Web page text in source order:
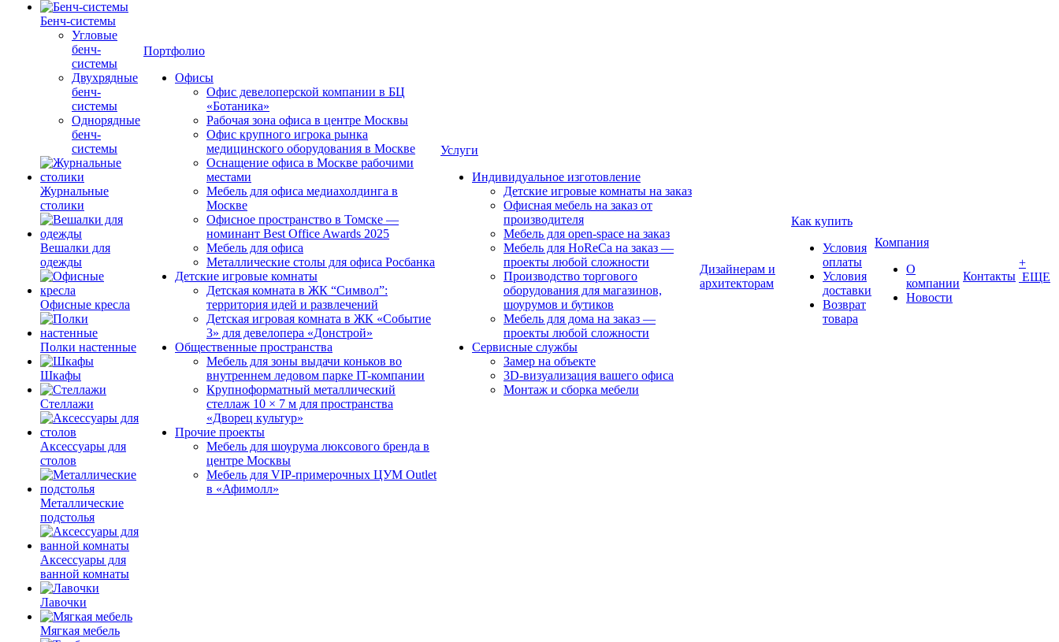
Бенч-системы
Угловые
бенч-
системы
Двухрядные
бенч-
системы
Однорядные
бенч-
системы
Журнальные
столики
Вешалки для
одежды
Офисные кресла
Полки настенные
Шкафы
Стеллажи
Аксессуары для
столов
Металлические
подстолья
Аксессуары для
ванной комнаты
Лавочки
Мягкая мебель
Портфолио
Офисы
Офис девелоперской компании в БЦ
«Ботаника»
Рабочая зона офиса в центре Москвы
Офис крупного игрока рынка
медицинского оборудования в Москве
Оснащение офиса в Москве рабочими
местами
Мебель для офиса медиахолдинга в
Москве
Офисное пространство в Томске —
номинант Best Office Awards 2025
Мебель для офиса
Металлические столы для офиса Росбанка
Детские игровые комнаты
Детская комната в ЖК “Символ”:
территория идей и развлечений
Детская игровая комната в ЖК «Событие
3» для девелопера «Донстрой»
Общественные пространства
Мебель для зоны выдачи коньков во
внутреннем ледовом парке IT-компании
Крупноформатный металлический
стеллаж 10 × 7 м для пространства
«Дворец культур»
Прочие проекты
Мебель для шоурума люксового бренда в
центре Москвы
Мебель для VIP-примерочных ЦУМ Outlet
в «Афимолл»
Услуги
Индивидуальное изготовление
Детские игровые комнаты на заказ
Офисная мебель на заказ от
производителя
Мебель для open-space на заказ
Мебель для HoReCa на заказ —
проекты любой сложности
Производство торгового
оборудования для магазинов,
шоурумов и бутиков
Мебель для дома на заказ —
проекты любой сложности
Сервисные службы
Замер на объекте
3D-визуализация вашего офиса
Монтаж и сборка мебели
Дизайнерам и
архитекторам
Как купить
Условия
оплаты
Условия
доставки
Возврат
товара
Компания
О
компании
Новости
Контакты
+
ЕЩЕ